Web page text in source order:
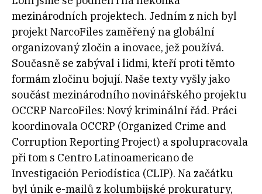
mezinárodních projektech. Jedním z nich byl
projekt NarcoFiles zaměřený na globální
organizovaný zločin a inovace, jež používá.
Současně se zabýval i lidmi, kteří proti těmto
formám zločinu bojují. Naše texty vyšly jako
součást mezinárodního novinářského projektu
OCCRP NarcoFiles: Nový kriminální řád. Práci
koordinovala OCCRP (Organized Crime and
Corruption Reporting Project) a spolupracovala
při tom s Centro Latinoamericano de
Investigación Periodística (CLIP). Na začátku
byl únik e-mailů z kolumbijské prokuratury,